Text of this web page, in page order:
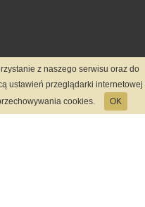
z naszego serwisu oraz do
ustawień przeglądarki internetowej
cookies.
OK